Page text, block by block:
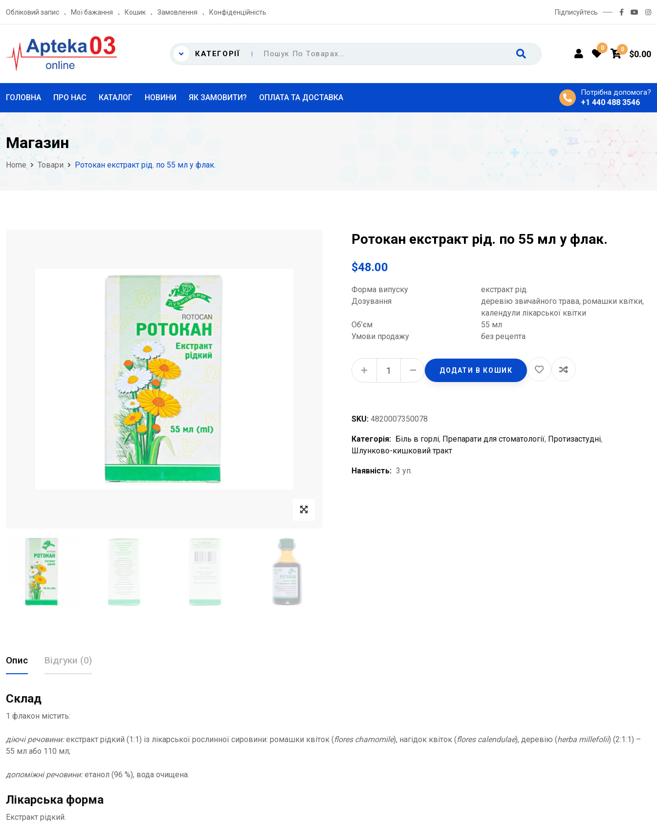
Обліковий запис Мої бажання Кошик Замовлення Конфіденційність Підписуйтесь
КАТЕГОРІЇ
0 0 $0.00
ГОЛОВНА ПРО НАС КАТАЛОГ НОВИНИ ЯК ЗАМОВИТИ? ОПЛАТА ТА ДОСТАВКА
Потрібна допомога?
+1 440 488 3546
Магазин
Home Товари Ротокан екстракт рід. по 55 мл у флак.
Ротокан екстракт рід. по 55 мл у флак.
$48.00
Форма випуску
екстракт рід.
Дозування
деревію звичайного трава, ромашки квітки,
календули лікарської квітки
Об’єм
55 мл
Умови продажу
без рецепта
Ротокан екстракт рід. по 55 мл у флак. quantity
ДОДАТИ В КОШИК
SKU: 4820007350078
Категорія: Біль в горлі, Препарати для стоматології, Протизастудні,
Шлунково-кишковий тракт
Наявність: 3 уп.
Опис Відгуки (0)
Склад
1 флакон містить:
діючі речовини:екстракт рідкий (1:1) із лікарської рослинної сировини: ромашки квіток (flores chamomile), нагідок квіток (flores calendulae), деревію (herba millefolii) (2:1:1) –
55 мл або 110 мл;
допоміжні речовини:етанол (96 %), вода очищена.
Лікарська форма
Екстракт рідкий.